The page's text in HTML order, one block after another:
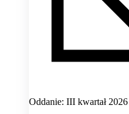
Oddanie: III kwartał 2026